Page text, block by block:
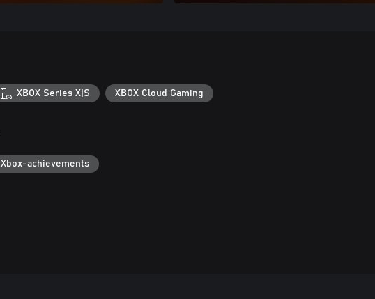
XBOX Series X|S XBOX Cloud Gaming
Xbox-achievements